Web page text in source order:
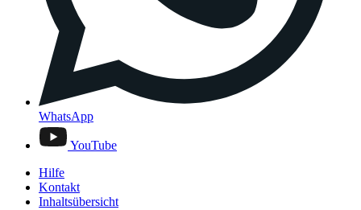
WhatsApp
YouTube
Hilfe
Kontakt
Inhaltsübersicht